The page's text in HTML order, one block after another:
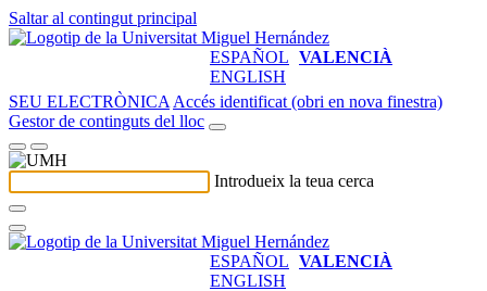
Saltar al contingut principal
ESPAÑOL VALENCIÀ
ENGLISH
SEU ELECTRÒNICA Accés identificat (obri en nova finestra)
Gestor de continguts del lloc
Introdueix la teua cerca
ESPAÑOL VALENCIÀ
ENGLISH